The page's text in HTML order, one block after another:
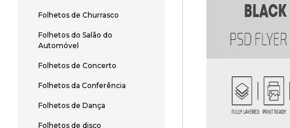
Folhetos de Churrasco
Folhetos do Salão do
Automóvel
Folhetos de Concerto
Folhetos da Conferência
Folhetos de Dança
Folhetos de disco